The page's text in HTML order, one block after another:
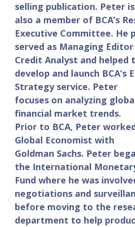
selling publication. Peter is
also a member of BCA’s
Executive Committee. He
served as Managing
Credit Analyst and helped
develop and launch BCA’s
Strategy service. Peter
focuses on analyzing
financial market trends.
Prior to BCA, Peter
Global Economist with
Goldman Sachs. Peter
the International
Fund where he was
negotiations and
before moving to the
department to help